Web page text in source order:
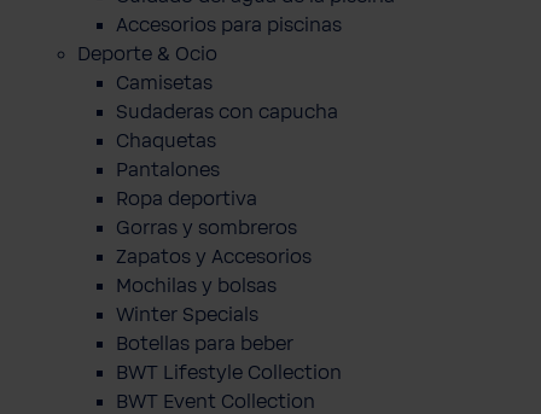
Accesorios para piscinas
Deporte & Ocio
Camisetas
Sudaderas con capucha
Chaquetas
Pantalones
Ropa deportiva
Gorras y sombreros
Zapatos y Accesorios
Mochilas y bolsas
Winter Specials
Botellas para beber
BWT Lifestyle Collection
BWT Event Collection